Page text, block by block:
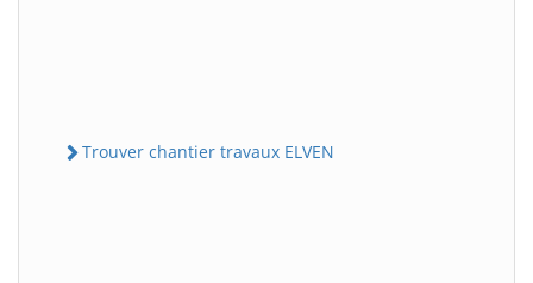
Trouver chantier travaux ELVEN